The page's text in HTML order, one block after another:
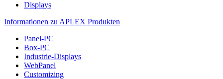
Displays
Informationen zu APLEX Produkten
Panel-PC
Box-PC
Industrie-Displays
WebPanel
Customizing